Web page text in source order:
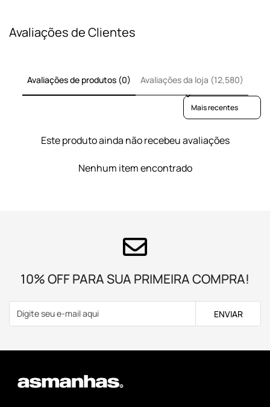
Avaliações de Clientes
Avaliações de produtos (0) Avaliações da loja (12,580)
Sort reviews by
Este produto ainda não recebeu avaliações
Nenhum item encontrado
10% OFF PARA SUA PRIMEIRA COMPRA!
ENVIAR